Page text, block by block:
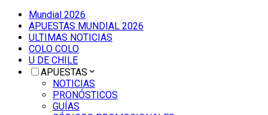
Mundial 2026
APUESTAS MUNDIAL 2026
ULTIMAS NOTICIAS
COLO COLO
U DE CHILE
APUESTAS
NOTICIAS
PRONÓSTICOS
GUÍAS